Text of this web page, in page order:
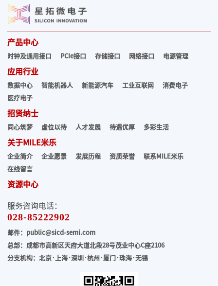
产品中心
时钟及通用接口 PCIe接口 存储接口 网络接口 电源管理
应用行业
数据中心 智能机器人 新能源汽车 工业互联网
消费电子
医疗电子
招贤纳士
同心筑梦 虚位以待 人才发展 待遇优厚 多彩生活
关于MILE米乐
企业简介 企业愿景 发展历程 资质荣誉
联系MILE米乐
在线留言
资源中心
服务咨询电话：
028-85222902
邮件：public@sicd-semi.com
总部：成都市高新区天府大道北段28号茂业中心C座2106
分支机构：北京·上海·深圳·杭州·厦门·珠海·无锡